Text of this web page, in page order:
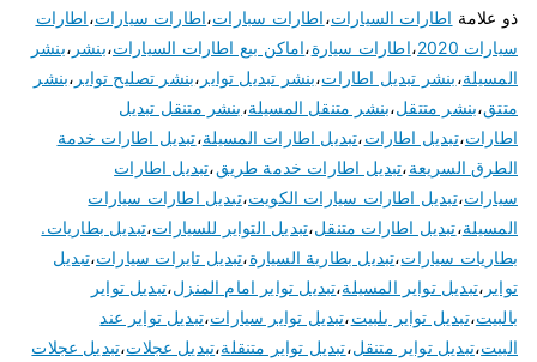
ذو علامة اطارات السيارات،اطارات سبارات،اطارات سيارات،اطارات
سيارات 2020
،اطارات سيارة،اماكن بيع اطارات السيارات،بنشر ،بنشر
المسيلة،بنشر تبديل اطارات،بنشر تبديل تواير ،بنشر تصليح تواير ،بنشر
متتق،بنشر متتقل،بنشر متنقل المسيلة،بنشر متنقل تبديل
اطارات،تبديل اطارات،تبديل اطارات المسيلة،تبديل اطارات خدمة
الطرق السريعة،تبديل اطارات خدمة طريق،تبديل اطارات
سيارات،تبديل اطارات سيارات الكويت،تبديل اطارات سيارات
المسيلة،تبديل اطارات متنقل،تبديل التواير للسيارات،تبديل بطاريات.
بطاريات سيارات،تبديل بطارية السيارة،تبديل تايرات سيارات،تبديل
تواير ،تبديل تواير المسيلة،تبديل تواير امام المنزل،تبديل تواير
بالبيت،تبديل تواير بلبيت،تبديل تواير سيارات،تبديل تواير عند
البيت،تبديل تواير متنقل،تبديل تواير متنقلة،تبديل عجلات،تبديل عجلات